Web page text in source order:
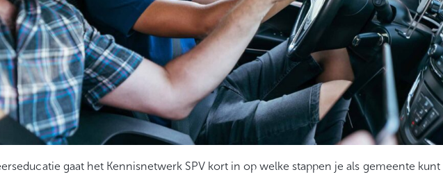
gaat het Kennisnetwerk SPV kort in op welke stappen je als gemeente